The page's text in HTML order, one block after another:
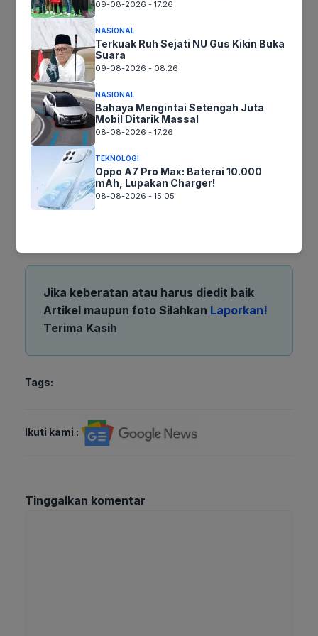
kebutuhan desain.
Kelebihan:Integrasi langsung dengan Canva,
mudah digunakan, pilihan beragam.
Kekurangan:
platform Canva.
Dengan berbagai pilihan situs gambar gratis ini,
Anda tidak perlu lagi khawatir tentang masalah
hak cipta. Manfaatkan visual berkualitas tinggi
untuk memperkuat pesan Anda dan membuat
konten yang lebih menarik. Temukan inspirasi
Jika keberatan atau harus diedit baik
Artikel maupun foto Silahkan Laporkan!
Terima Kasih
Tags:
Ikuti kami :
Tinggalkan komentar
09-08-2026 - 17.26
NASIONAL
Terkuak Ruh Sejati NU Gus Kikin Buka
Suara
09-08-2026 - 08.26
NASIONAL
Bahaya Mengintai Setengah Juta
Mobil Ditarik Massal
08-08-2026 - 17.26
TEKNOLOGI
Oppo A7 Pro Max: Baterai 10.000
mAh, Lupakan Charger!
08-08-2026 - 15.05